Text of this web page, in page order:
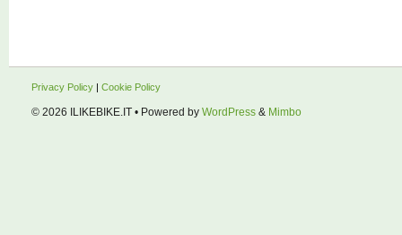
Privacy Policy Cookie Policy
© 2026 ILIKEBIKE.IT • Powered by WordPress & Mimbo